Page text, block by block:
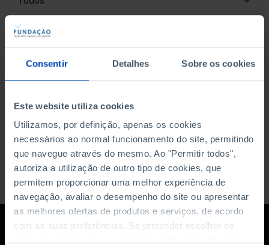
Consentir Detalhes Sobre os cookies
Este website utiliza cookies
Utilizamos, por definição, apenas os cookies
necessários ao normal funcionamento do site, permitindo
que navegue através do mesmo. Ao "Permitir todos",
autoriza a utilização de outro tipo de cookies, que
permitem proporcionar uma melhor experiência de
navegação, avaliar o desempenho do site ou apresentar
as melhores ofertas de produtos e serviços, de acordo
com as suas preferências. Se pretender escolher os
DATA DE INÍCIO
DATA DE FIM